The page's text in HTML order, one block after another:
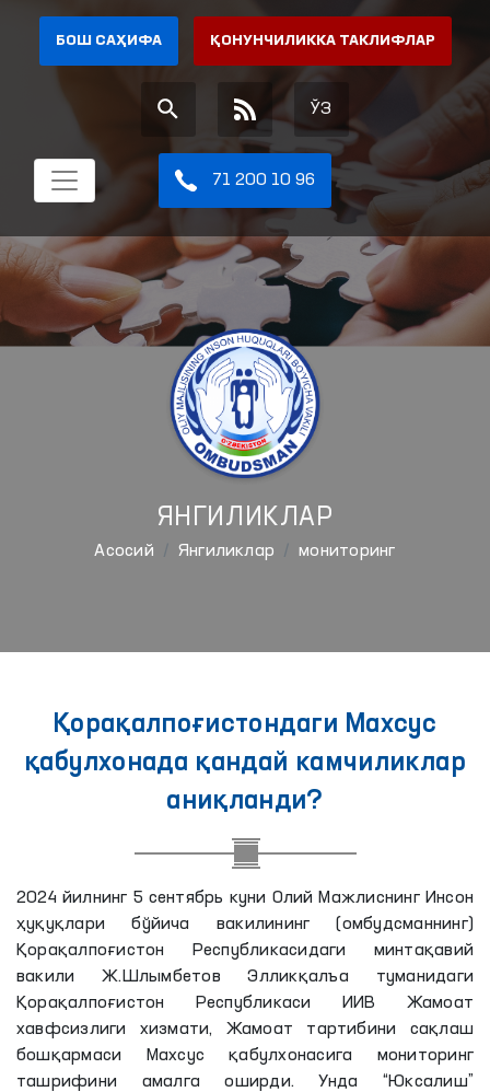
БОШ САҲИФА ҚОНУНЧИЛИККА ТАКЛИФЛАР
ЎЗ
71 200 10 96
ЯНГИЛИКЛАР
Aсосий Янгиликлар мониторинг
Қорақалпоғистондаги Махсус
қабулхонада қандай камчиликлар
аниқланди?
2024 йилнинг 5 сентябрь куни Олий Мажлиснинг Инсон
ҳуқуқлари бўйича вакилининг (омбудсманнинг)
Қорақалпоғистон Республикасидаги минтақавий
вакили Ж.Шлымбетов Элликқалъа туманидаги
Қорақалпоғистон Республикаси ИИВ Жамоат
хавфсизлиги хизмати, Жамоат тартибини сақлаш
бошқармаси Махсус қабулхонасига мониторинг
ташрифини амалга оширди. Унда “Юксалиш”